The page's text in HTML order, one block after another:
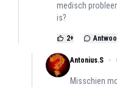
medisch
is?
2+
Antonius.S
Misschien